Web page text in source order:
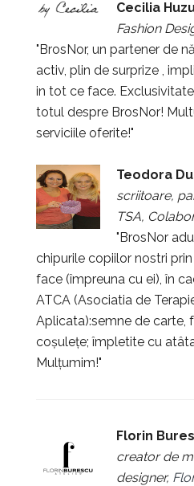
Cecilia
Fashion
"BrosNor, un partener de
activ, plin de surprize ,
in tot ce face.
totul despre BrosNor!
serviciile oferite!"
Teodora
scriitoare,
TSA,
"BrosNor
chipurile copiilor nostri
face (împreuna cu ei), în
ATCA (Asociatia de
Aplicata):semne de carte,
coșulețe; împletite cu
Mulțumim!"
Florin
creator de
designer,